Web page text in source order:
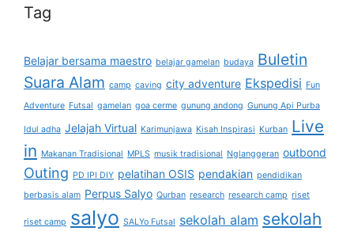
Tag
Belajar bersama maestro belajar gamelan budaya Buletin
Suara Alam camp caving city adventure Ekspedisi Fun
Adventure Futsal gamelan goa cerme gunung andong Gunung Api Purba
Idul adha Jelajah Virtual Karimunjawa Kisah Inspirasi Kurban Live
in Makanan Tradisional MPLS musik tradisional Nglanggeran outbond
Outing PD IPI DIY pelatihan OSIS pendakian pendidikan
berbasis alam Perpus Salyo Qurban research research camp riset
riset camp salyo SALYo Futsal sekolah alam sekolah